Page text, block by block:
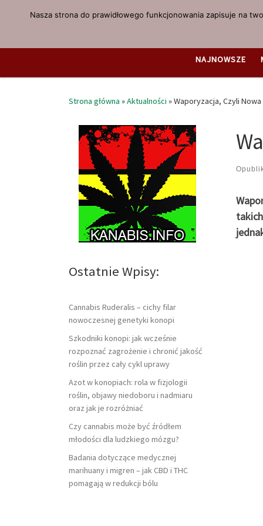
Przejdź do treści
NAJNOWSZE
Strona główna »Aktualności »Waporyzacja, Czyli Nowa
Ostatnie Wpisy:
Cannabis Ruderalis – cichy filar
nowoczesnej genetyki konopi
Szkodniki konopi: jak wcześnie
rozpoznać zagrożenie i chronić jakość
roślin przez cały cykl uprawy
Azot w konopiach: rola w fizjologii
roślin, objawy niedoboru i nadmiaru
oraz jak je rozróżniać
Czy cannabis może być źródłem
młodości dla ludzkiego mózgu?
Badania dotyczące medycznej
marihuany i migren – jak CBD i THC
pomagają w redukcji bólu
Nasza strona do prawidłowego funkcjonowania zapisuje na